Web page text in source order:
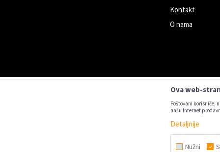
Kontakt
O nama
Nastojimo da budemo što
Svi artikli
Ova web-
Poštovani korisniče,
našu Internet
Detaljnije
Nužni